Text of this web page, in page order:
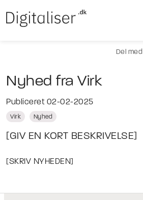
Del med
Nyhed fra Virk
Publiceret 02-02-2025
Virk Nyhed
[GIV EN KORT BESKRIVELSE]
[SKRIV NYHEDEN]